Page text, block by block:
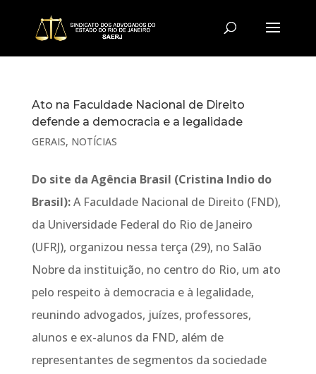
Ato na Faculdade Nacional de Direito
defende a democracia e a legalidade
GERAIS, NOTÍCIAS
Do site da Agência Brasil (Cristina Indio do
Brasil):A Faculdade Nacional de Direito (FND),
da Universidade Federal do Rio de Janeiro
(UFRJ), organizou nessa terça (29), no Salão
Nobre da instituição, no centro do Rio, um ato
pelo respeito à democracia e à legalidade,
reunindo advogados, juízes, professores,
alunos e ex-alunos da FND, além de
representantes de segmentos da sociedade